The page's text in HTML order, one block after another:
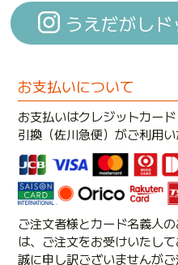
うえだがし
お支払いについて
お支払いはクレジットカー
引換（佐川急便）がご利用い
ご注文者様とカード名義人
は、ご注文をお受けいたして
誠に申し訳ございませんが